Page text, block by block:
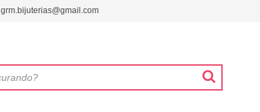
grm.bijuterias@gmail.com